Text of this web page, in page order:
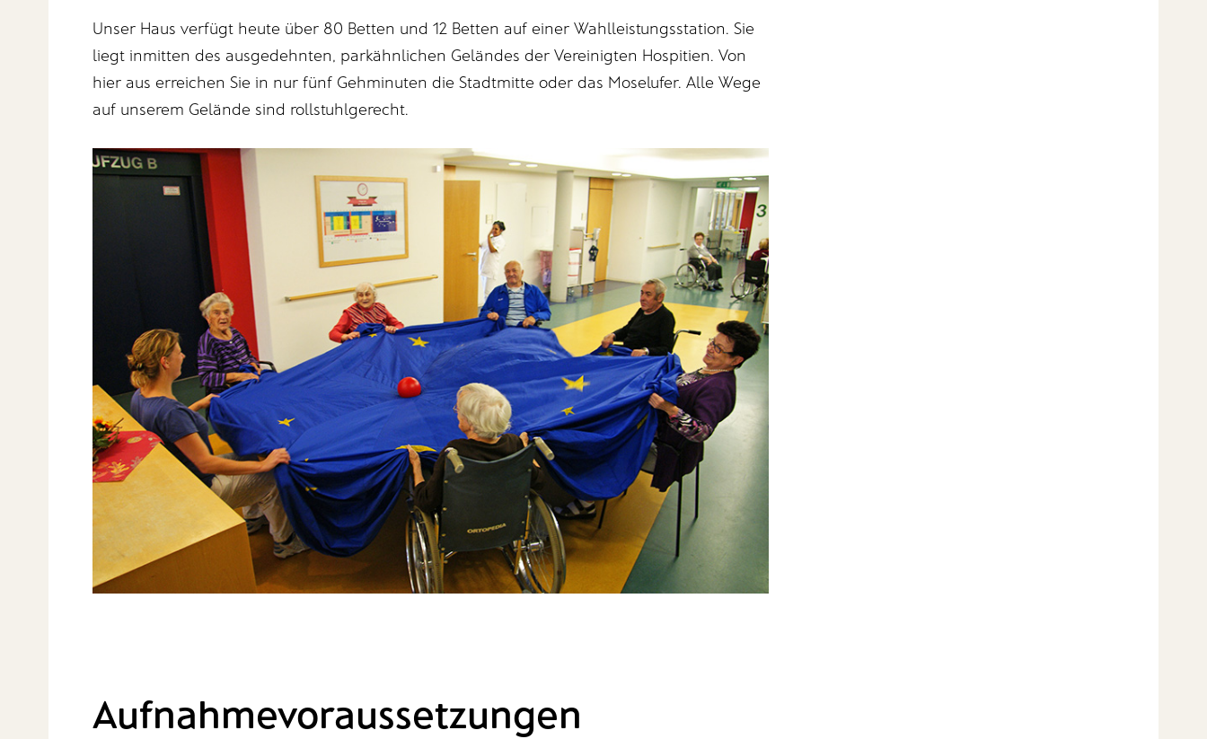
Unser Haus verfügt heute über 80 Betten und 12 Betten auf einer Wahlleistungsstation. Sie
liegt inmitten des ausgedehnten, parkähnlichen Geländes der Vereinigten Hospitien. Von
hier aus erreichen Sie in nur fünf Gehminuten die Stadtmitte oder das Moselufer. Alle Wege
auf unserem Gelände sind rollstuhlgerecht.
Aufnahmevoraussetzungen